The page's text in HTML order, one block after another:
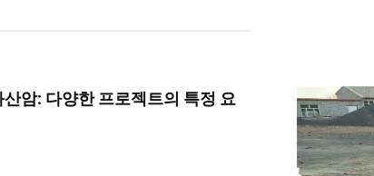
암: 다양한 프로젝트의 특정 요